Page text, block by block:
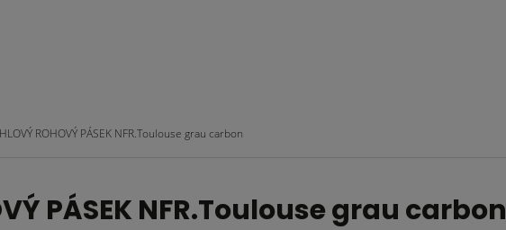
ROHOVÝ PÁSEK NFR.Toulouse grau carbon
PÁSEK NFR.Toulouse grau carbon